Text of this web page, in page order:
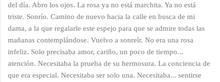
del día. Abro los ojos. La rosa ya no está marchita. Ya no está
triste. Sonrío. Camino de nuevo hacia la calle en busca de mi
dama, a la que regalarle este espejo para que se admire todas las
mañanas contemplándose. Vuelvo a sonreír. No era una rosa
infeliz. Solo precisaba amor, cariño, un poco de tiempo...
atención. Necesitaba la prueba de su hermosura. La conciencia de
que era especial. Necesitaba ser solo una. Necesitaba... sentirse